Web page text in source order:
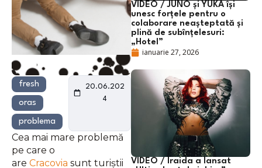
fresh
oras
problema
20.06.202
4
Cea mai mare problemă
pe care o
are Cracovia sunt turiștii
VIDEO / JUNO și YUKA își
unesc forțele pentru o
colaborare neașteptată și
plină de subînțelesuri:
„Hotel”
ianuarie 27, 2026
VIDEO / Iraida a lansat